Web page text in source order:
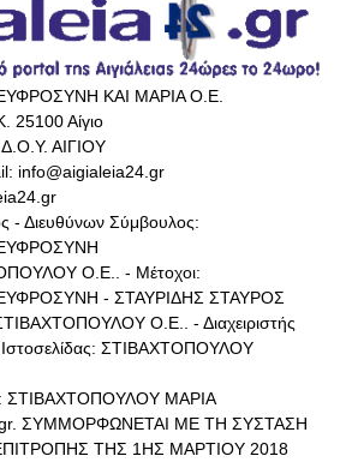
ΚΑΙ ΜΑΡΙΑ Ο.Ε.
25100 Αίγιο
ΑΙΓΙΟΥ
info@aigialeia24.gr
- Διευθύνων Σύμβουλος:
Ο.Ε.. - Μέτοχοι:
- ΣΤΑΥΡΙΔΗΣ ΣΤΑΥΡΟΣ
Ο.Ε.. - Διαχειριστής
Ιστοσελίδας: ΣΤΙΒΑΧΤΟΠΟΥΛΟΥ
ΣΤΙΒΑΧΤΟΠΟΥΛΟΥ ΜΑΡΙΑ
ΣΥΜΜΟΡΦΩΝΕΤΑΙ ΜΕ ΤΗ ΣΥΣΤΑΣΗ
ΤΗΣ 1ΗΣ ΜΑΡΤΙΟΥ 2018